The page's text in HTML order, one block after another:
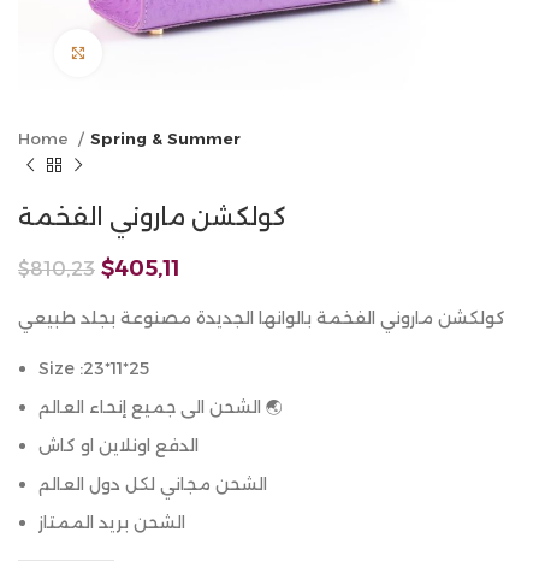
Home Spring & Summer
كولكشن ماروني الفخمة
$810,23 $405,11
كولكشن ماروني الفخمة بالوانها الجديدة مصنوعة بجلد طبيعي
Size :23*11*25
الشحن الى جميع إنحاء العالم 🌏
الدفع اونلاين او كاش
الشحن مجاني لكل دول العالم
الشحن بريد الممتاز